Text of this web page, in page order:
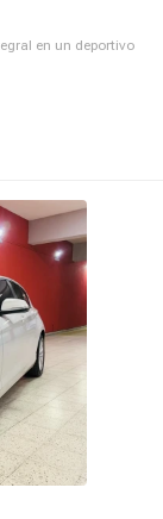
en un deportivo